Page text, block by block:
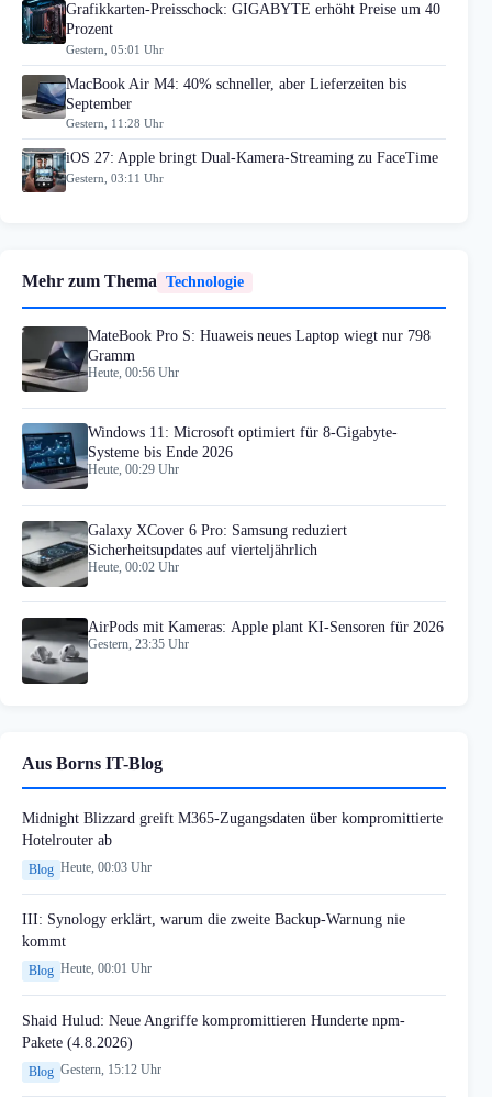
Grafikkarten-Preisschock: GIGABYTE erhöht Preise um 40
Prozent
Gestern, 05:01 Uhr
MacBook Air M4: 40% schneller, aber Lieferzeiten bis
September
Gestern, 11:28 Uhr
iOS 27: Apple bringt Dual-Kamera-Streaming zu FaceTime
Gestern, 03:11 Uhr
Mehr zum Thema Technologie
MateBook Pro S: Huaweis neues Laptop wiegt nur 798
Gramm
Heute, 00:56 Uhr
Windows 11: Microsoft optimiert für 8-Gigabyte-
Systeme bis Ende 2026
Heute, 00:29 Uhr
Galaxy XCover 6 Pro: Samsung reduziert
Sicherheitsupdates auf vierteljährlich
Heute, 00:02 Uhr
AirPods mit Kameras: Apple plant KI-Sensoren für 2026
Gestern, 23:35 Uhr
Aus Borns IT-Blog
Midnight Blizzard greift M365-Zugangsdaten über kompromittierte
Hotelrouter ab
Blog Heute, 00:03 Uhr
III: Synology erklärt, warum die zweite Backup-Warnung nie
kommt
Blog Heute, 00:01 Uhr
Shaid Hulud: Neue Angriffe kompromittieren Hunderte npm-
Pakete (4.8.2026)
Blog Gestern, 15:12 Uhr